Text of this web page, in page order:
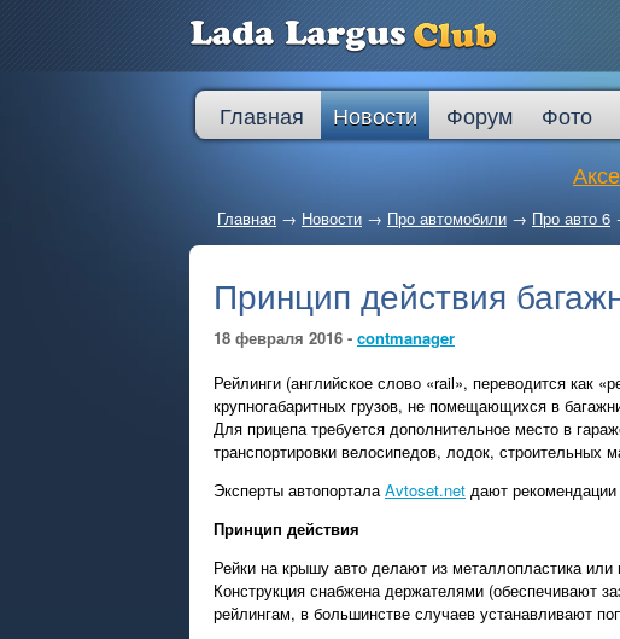
Главная Новости Форум Фото
Главная → Новости → Про автомобили → Про авто 6
Принцип действия
18 февраля 2016 - contmanager
Рейлинги (английское слово «rail», переводится как
крупногабаритных грузов, не помещающихся в
Для прицепа требуется дополнительное место в
транспортировки велосипедов, лодок, строительных
Эксперты автопорталаAvtoset.net дают
Принцип действия
Рейки на крышу авто делают из металлопластика
Конструкция снабжена держателями (обеспечивают
рейлингам, в большинстве случаев устанавливают